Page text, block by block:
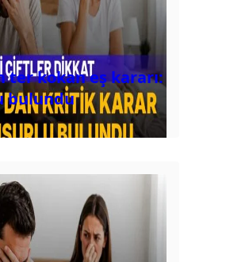
ter kokan eş kararı:
bulundu